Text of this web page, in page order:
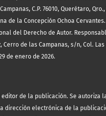
C.P. 76010, Querétaro, Qro.,
la Concepción Ochoa
del Derecho de Autor.
de las Campanas, s/n, Col. Las
de enero de 2026.
de la publicación. Se autoriza
dirección electrónica de la